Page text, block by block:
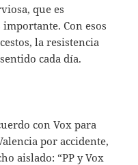
que es
Con esos
la resistencia
cada día.
con Vox para
por accidente,
aislado: “PP y Vox